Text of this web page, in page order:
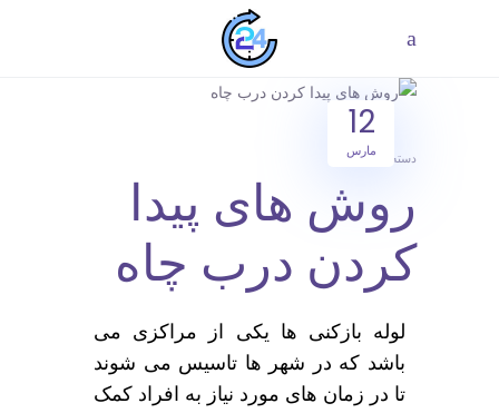
12
مارس
دسته‌بندی نشده
روش های پیدا
کردن درب چاه
لوله بازکنی ها یکی از مراکزی می
باشد که در شهر ها تاسیس می شوند
تا در زمان های مورد نیاز به افراد کمک